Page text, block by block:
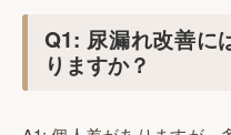
Q1: 尿漏れ改善に
りますか？